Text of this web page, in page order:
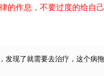
的作息，不要过度的给自
发现了就需要去治疗，这个病